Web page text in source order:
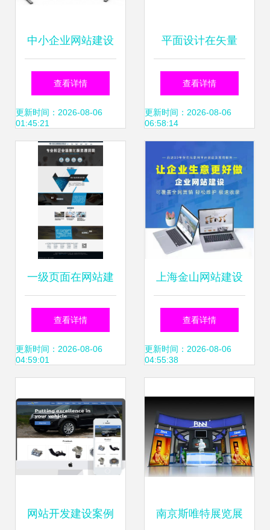
中小企业网站建设
如何打造适合的企
业官网？
查看详情
更新时间：2026-08-06
01:45:21
平面设计在矢量
Web横幅与网站建
设中的应用解析
查看详情
更新时间：2026-08-06
06:58:14
一级页面在网站建
设中的核心作用与
设计要点
查看详情
更新时间：2026-08-06
04:59:01
上海金山网站建设
专业设计与维护助
力企业数字化转型
查看详情
更新时间：2026-08-06
04:55:38
网站开发建设案例 南京斯唯特展览展